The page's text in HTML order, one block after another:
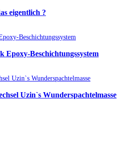
eigentlich ?
Beschichtungssystem
Uzin`s Wunderspachtelmasse